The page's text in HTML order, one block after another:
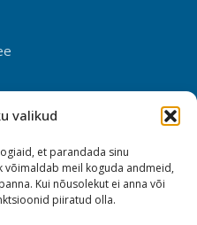
valikud
et parandada sinu
võimaldab meil koguda andmeid,
Kui nõusolekut ei anna või
piiratud olla.